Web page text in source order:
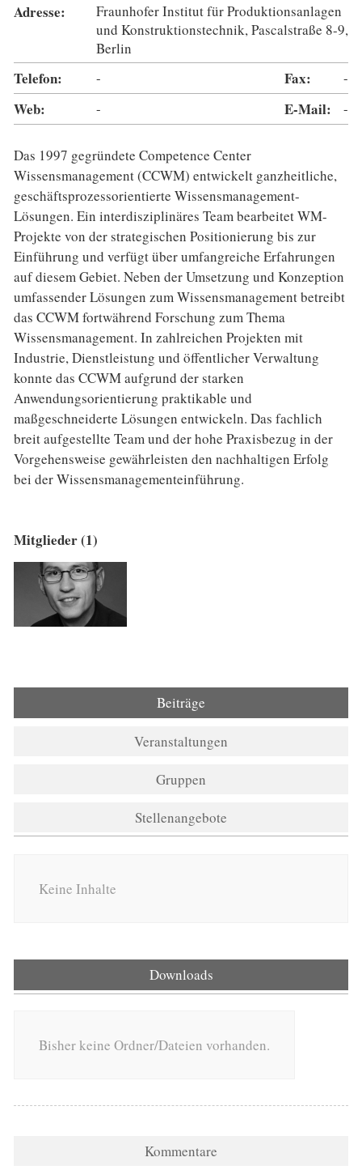
Adresse:
Fraunhofer Institut für Produktionsanlagen
und Konstruktionstechnik, Pascalstraße 8-9,
Berlin
Telefon: - Fax: -
Web: - E-Mail: -
Das 1997 gegründete Competence Center
Wissensmanagement (CCWM) entwickelt ganzheitliche,
geschäftsprozessorientierte Wissensmanagement-
Lösungen. Ein interdisziplinäres Team bearbeitet WM-
Projekte von der strategischen Positionierung bis zur
Einführung und verfügt über umfangreiche Erfahrungen
auf diesem Gebiet. Neben der Umsetzung und Konzeption
umfassender Lösungen zum Wissensmanagement betreibt
das CCWM fortwährend Forschung zum Thema
Wissensmanagement. In zahlreichen Projekten mit
Industrie, Dienstleistung und öffentlicher Verwaltung
konnte das CCWM aufgrund der starken
Anwendungsorientierung praktikable und
maßgeschneiderte Lösungen entwickeln. Das fachlich
breit aufgestellte Team und der hohe Praxisbezug in der
Vorgehensweise gewährleisten den nachhaltigen Erfolg
bei der Wissensmanagementeinführung.
Mitglieder (1)
Beiträge
Veranstaltungen
Gruppen
Stellenangebote
Keine Inhalte
Downloads
Bisher keine Ordner/Dateien vorhanden.
Kommentare